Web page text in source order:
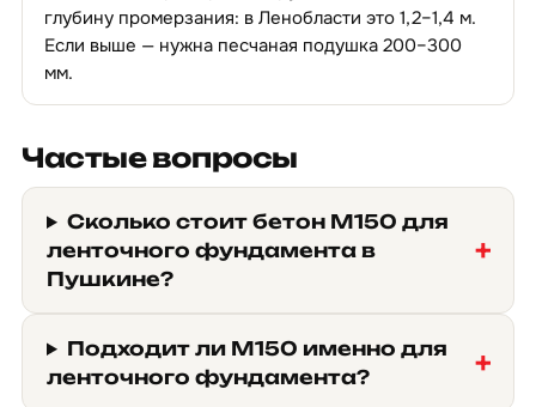
глубину промерзания: в Ленобласти это 1,2–1,4 м.
Если выше — нужна песчаная подушка 200–300
мм.
Частые вопросы
Сколько стоит бетон М150 для
ленточного фундамента в
Пушкине?
Подходит ли М150 именно для
ленточного фундамента?